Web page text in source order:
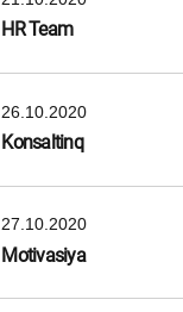
HR Team
26.10.2020
Konsaltinq
27.10.2020
Motivasiya